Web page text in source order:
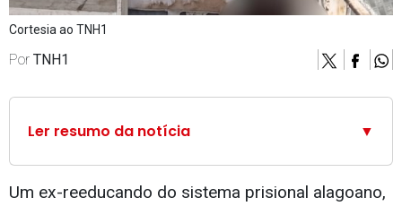
Cortesia ao TNH1
Por TNH1
Ler resumo da notícia ▼
Um ex-reeducando do sistema prisional alagoano,